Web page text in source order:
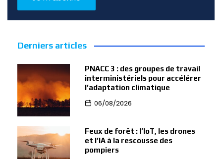
Derniers articles
PNACC 3 : des groupes de travail
interministériels pour accélérer
l’adaptation climatique
06/08/2026
Feux de forêt : l’IoT, les drones
et l’IA à la rescousse des
pompiers